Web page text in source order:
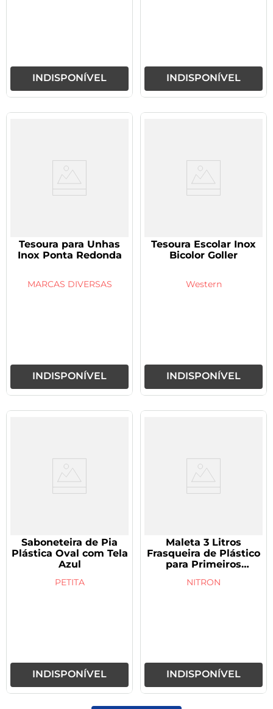
INDISPONÍVEL INDISPONÍVEL
Tesoura para Unhas
Inox Ponta Redonda
MARCAS DIVERSAS
INDISPONÍVEL
Tesoura Escolar Inox
Bicolor Goller
Western
INDISPONÍVEL
Saboneteira de Pia
Plástica Oval com Tela
Azul
PETITA
INDISPONÍVEL
Maleta 3 Litros
Frasqueira de Plástico
para Primeiros
NITRON
INDISPONÍVEL